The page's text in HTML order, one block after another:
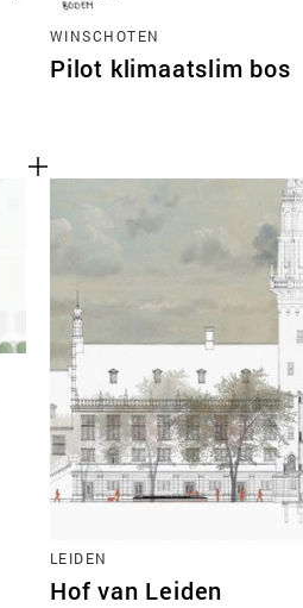
WINSCHOTEN
Pilot klimaatslim bos
LEIDEN
Hof van Leiden